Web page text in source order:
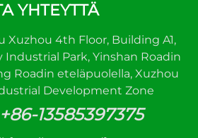
YHTEYTTÄ
Xuzhou 4th Floor, Building A1,
Industrial Park, Yinshan Roadin
Roadin eteläpuolella, Xuzhou
Development Zone
+86-13585397375